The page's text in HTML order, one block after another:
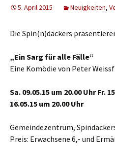
5. April 2015 Neuigkeiten,
Die Spin(n)däckers
„Ein Sarg für alle Fälle“
Eine Komödie von Peter
Sa. 09.05.15 um 20.00 Uhr Fr.
16.05.15 um 20.00 Uhr
Gemeindezentrum,
Preis: Erwachsene 6,- und